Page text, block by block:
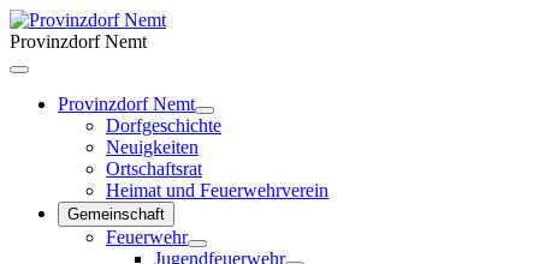
Provinzdorf Nemt
Provinzdorf Nemt
Dorfgeschichte
Neuigkeiten
Ortschaftsrat
Heimat und Feuerwehrverein
Gemeinschaft
Feuerwehr
Jugendfeuerwehr